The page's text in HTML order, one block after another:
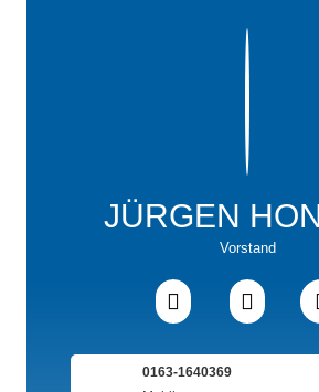
JÜRGEN
Vorstand
 
0163-1640369